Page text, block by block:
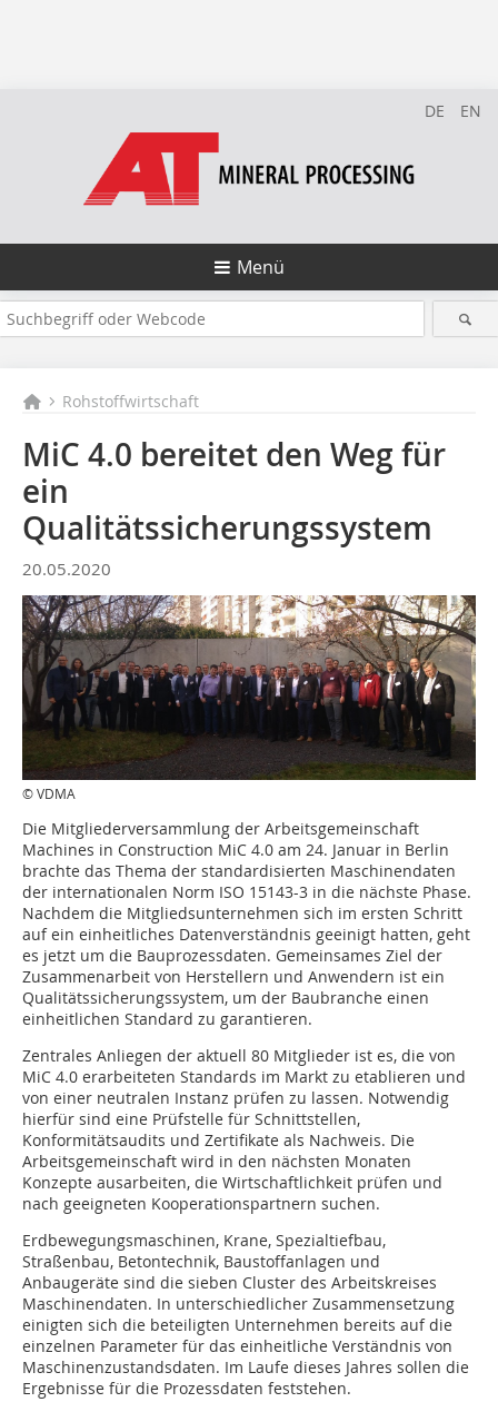
DE EN
Menü
Rohstoffwirtschaft
MiC 4.0 bereitet den Weg für
ein
Qualitätssicherungssystem
20.05.2020
© VDMA
Die Mitgliederversammlung der Arbeitsgemeinschaft
Machines in Construction MiC 4.0 am 24. Januar in Berlin
brachte das Thema der standardisierten Maschinendaten
der internationalen Norm ISO 15143-3 in die nächste Phase.
Nachdem die Mitgliedsunternehmen sich im ersten Schritt
auf ein einheitliches Datenverständnis geeinigt hatten, geht
es jetzt um die Bauprozessdaten. Gemeinsames Ziel der
Zusammenarbeit von Herstellern und Anwendern ist ein
Qualitätssicherungssystem, um der Baubranche einen
einheitlichen Standard zu garantieren.
Zentrales Anliegen der aktuell 80 Mitglieder ist es, die von
MiC 4.0 erarbeiteten Standards im Markt zu etablieren und
von einer neutralen Instanz prüfen zu lassen. Notwendig
hierfür sind eine Prüfstelle für Schnittstellen,
Konformitätsaudits und Zertifikate als Nachweis. Die
Arbeitsgemeinschaft wird in den nächsten Monaten
Konzepte ausarbeiten, die Wirtschaftlichkeit prüfen und
nach geeigneten Kooperationspartnern suchen.
Erdbewegungsmaschinen, Krane, Spezialtiefbau,
Straßenbau, Betontechnik, Baustoffanlagen und
Anbaugeräte sind die sieben Cluster des Arbeitskreises
Maschinendaten. In unterschiedlicher Zusammensetzung
einigten sich die beteiligten Unternehmen bereits auf die
einzelnen Parameter für das einheitliche Verständnis von
Maschinenzustandsdaten. Im Laufe dieses Jahres sollen die
Ergebnisse für die Prozessdaten feststehen.